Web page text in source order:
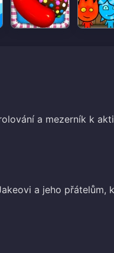
a mezerník k
a jeho přátelům,